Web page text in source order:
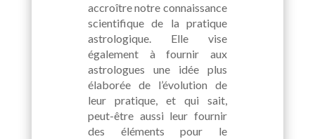
accroître notre connaissance
scientifique de la pratique
astrologique. Elle vise
également à fournir aux
astrologues une idée plus
élaborée de l’évolution de
leur pratique, et qui sait,
peut-être aussi leur fournir
des éléments pour le